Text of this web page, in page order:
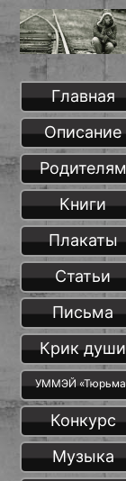
Главная
Описание
Родителям
Книги
Плакаты
Статьи
Письма
Крик души
УММЭЙ
Конкурс
Музыка